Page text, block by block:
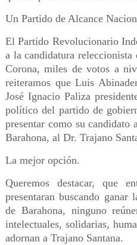
Un Partido de Alcance
El Partido Revolucionario
a la candidatura
Corona, miles de votos a
reiteramos que Luis
José Ignacio Paliza
político del partido de
presentar como su
Barahona, al Dr. Trajano
La mejor opción.
Queremos destacar, que
presentaran buscando
de Barahona, ninguno
intelectuales, solidarias,
adornan a Trajano Santana.